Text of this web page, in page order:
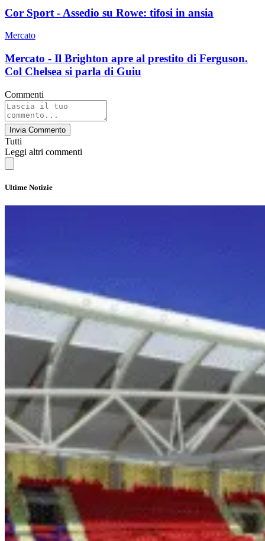
Cor Sport - Assedio su Rowe: tifosi in ansia
Mercato
Mercato - Il Brighton apre al prestito di Ferguson.
Col Chelsea si parla di Guiu
Commenti
Invia Commento
Tutti
Leggi altri commenti
Ultime Notizie